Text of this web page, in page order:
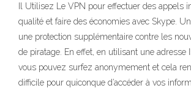
Il Utilisez Le VPN pour effectuer des appels
qualité et faire des économies avec Skype.
une protection supplémentaire contre les
de piratage. En effet, en utilisant une adresse
vous pouvez surfez anonymement et cela
difficile pour quiconque d’accéder à vos